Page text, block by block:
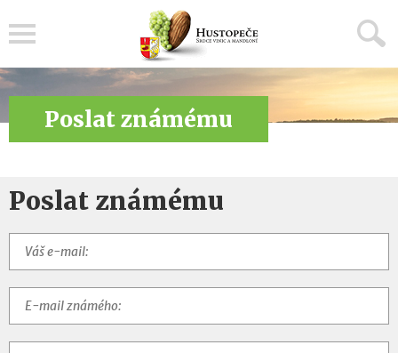
Poslat známému
Poslat známému